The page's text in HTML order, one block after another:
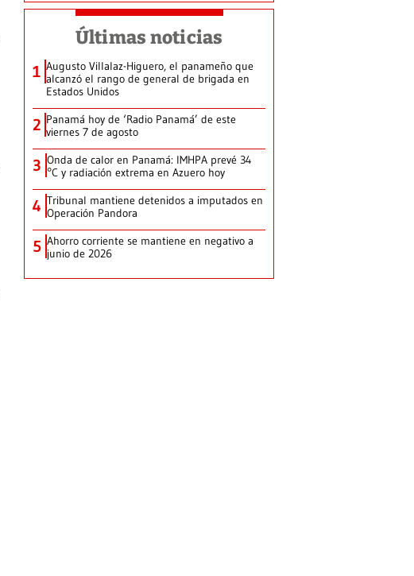
Últimas noticias
1 Augusto Villalaz-Higuero, el panameño que
alcanzó el rango de general de brigada en
Estados Unidos
2 Panamá hoy de ‘Radio Panamá’ de este
viernes 7 de agosto
3 Onda de calor en Panamá: IMHPA prevé 34
°C y radiación extrema en Azuero hoy
4 Tribunal mantiene detenidos a imputados en
Operación Pandora
5 Ahorro corriente se mantiene en negativo a
junio de 2026